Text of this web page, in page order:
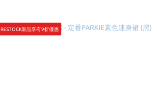
RESTOCK新品享有9折優惠